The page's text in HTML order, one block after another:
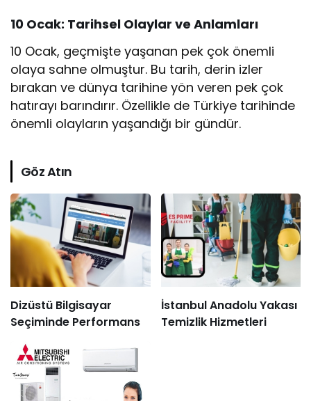
10 Ocak: Tarihsel Olaylar ve Anlamları
10 Ocak, geçmişte yaşanan pek çok önemli
olaya sahne olmuştur. Bu tarih, derin izler
bırakan ve dünya tarihine yön veren pek çok
hatırayı barındırır. Özellikle de Türkiye tarihinde
önemli olayların yaşandığı bir gündür.
Göz Atın
Dizüstü Bilgisayar
Seçiminde Performans
İstanbul Anadolu Yakası
Temizlik Hizmetleri